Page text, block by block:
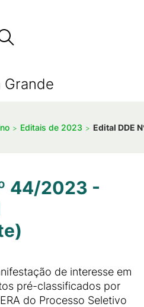
Grande
Editais de 2023 Edital DDE
44/2023 -
de interesse em
pré-classificados por
do Processo Seletivo